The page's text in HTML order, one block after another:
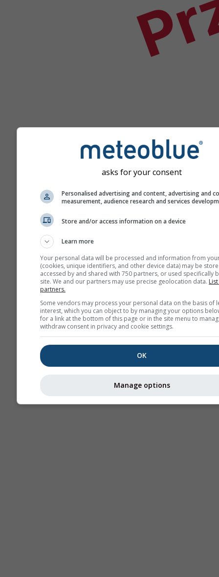
Pomoc
Termika
Cross-section
asks for your consent
Personalised advertising and content, advertising and
measurement, audience research and services
Store and/or access information on a device
Learn more
Your personal data will be processed and information from
(cookies, unique identifiers, and other device data) may be
accessed by and shared with 750 partners, or used specifically
site. We and our partners may use precise geolocation data.
partners.
Some vendors may process your personal data on the basis of
interest, which you can object to by managing your options
for a link at the bottom of this page or in the site menu to
withdraw consent in privacy and cookie settings.
OK
Manage options